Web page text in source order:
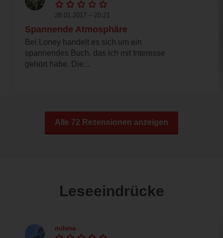
28.01.2017 – 20:21
Spannende Atmosphäre
Bei Loney handelt es sich um ein
spannendes Buch, das ich mit Interesse
gehört habe. Die...
Alle 72 Rezensionen anzeigen
Leseeindrücke
milena